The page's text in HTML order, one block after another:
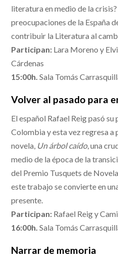
literatura en medio de la crisis?
preocupaciones de la España
contribuir la Literatura al
Participan: Lara Moreno y
Cárdenas
15:00h.Sala Tomás
Volver al pasado para
El español Rafael Reig pasó
Colombia y esta vez regresa a
novela, Un árbol caído, una
medio de la época de la
del Premio Tusquets de
este trabajo se convierte en
presente.
Participan: Rafael Reig y
16:00h.Sala Tomás
Narrar de memoria